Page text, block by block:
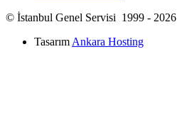
© İstanbul Genel Servisi 1999 - 2026
Tasarım Ankara Hosting